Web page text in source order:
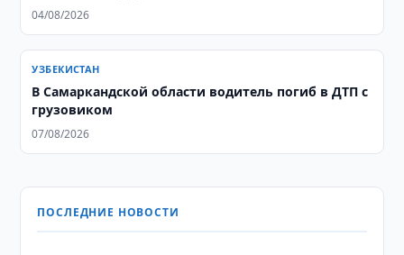
04/08/2026
УЗБЕКИСТАН
В Самаркандской области водитель погиб в ДТП с
грузовиком
07/08/2026
ПОСЛЕДНИЕ НОВОСТИ